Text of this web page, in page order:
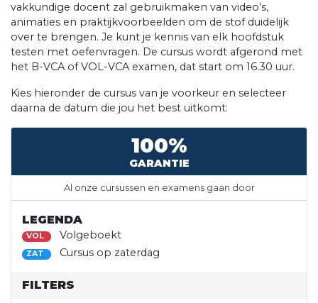
vakkundige docent zal gebruikmaken van video’s,
animaties en praktijkvoorbeelden om de stof duidelijk
over te brengen. Je kunt je kennis van elk hoofdstuk
testen met oefenvragen. De cursus wordt afgerond met
het B-VCA of VOL-VCA examen, dat start om 16.30 uur.
Kies hieronder de cursus van je voorkeur en selecteer
daarna de datum die jou het best uitkomt:
100%
GARANTIE
Al onze cursussen en examens gaan door
LEGENDA
VOL Volgeboekt
ZAT Cursus op zaterdag
FILTERS